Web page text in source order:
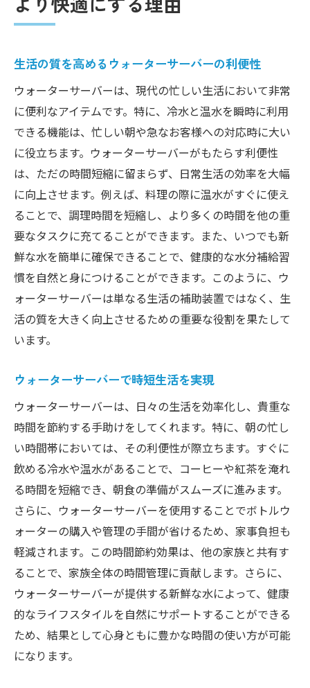
生活の質を高めるウォーターサーバーの利便性
ウォーターサーバーは、現代の忙しい生活において非常
に便利なアイテムです。特に、冷水と温水を瞬時に利用
できる機能は、忙しい朝や急なお客様への対応時に大い
に役立ちます。ウォーターサーバーがもたらす利便性
は、ただの時間短縮に留まらず、日常生活の効率を大幅
に向上させます。例えば、料理の際に温水がすぐに使え
ることで、調理時間を短縮し、より多くの時間を他の重
要なタスクに充てることができます。また、いつでも新
鮮な水を簡単に確保できることで、健康的な水分補給習
慣を自然と身につけることができます。このように、ウ
ォーターサーバーは単なる生活の補助装置ではなく、生
活の質を大きく向上させるための重要な役割を果たして
います。
ウォーターサーバーで時短生活を実現
ウォーターサーバーは、日々の生活を効率化し、貴重な
時間を節約する手助けをしてくれます。特に、朝の忙し
い時間帯においては、その利便性が際立ちます。すぐに
飲める冷水や温水があることで、コーヒーや紅茶を淹れ
る時間を短縮でき、朝食の準備がスムーズに進みます。
さらに、ウォーターサーバーを使用することでボトルウ
ォーターの購入や管理の手間が省けるため、家事負担も
軽減されます。この時間節約効果は、他の家族と共有す
ることで、家族全体の時間管理に貢献します。さらに、
ウォーターサーバーが提供する新鮮な水によって、健康
的なライフスタイルを自然にサポートすることができる
ため、結果として心身ともに豊かな時間の使い方が可能
になります。